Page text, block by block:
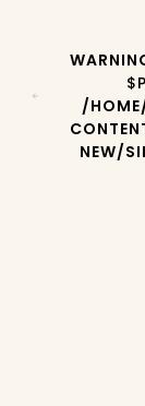
/
NEW/